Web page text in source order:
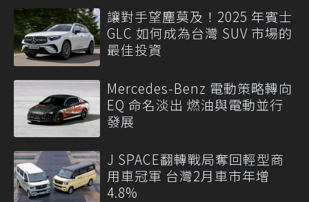
讓對手望塵莫及！2025 年賓士
GLC 如何成為台灣 SUV 市場的
最佳投資
Mercedes-Benz 電動策略轉向
EQ 命名淡出 燃油與電動並行
發展
J SPACE翻轉戰局奪回輕型商
用車冠軍 台灣2月車市年增
4.8%